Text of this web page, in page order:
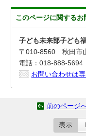
このページに関するお
子ども未来部子ども
〒010-8560 秋田市
電話：018-888-
お問い合わせは
前のページ
表示